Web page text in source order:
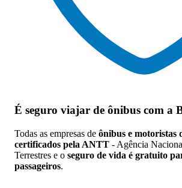
É seguro viajar de ônibus com a
Todas as empresas de ônibus e motoristas
certificados pela ANTT - Agência
Terrestres e o seguro de vida é gratuito
passageiros.